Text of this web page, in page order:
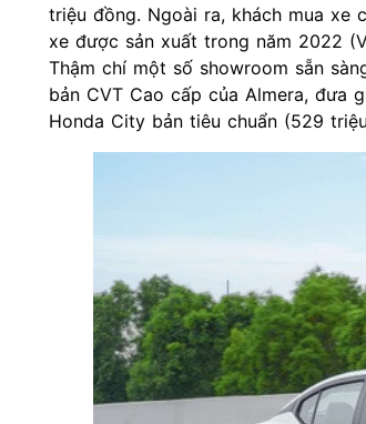
triệu đồng. Ngoài ra, khách mua xe
xe được sản xuất trong năm 2022
Thậm chí một số showroom sẵn
bản CVT Cao cấp của Almera, đưa
Honda City bản tiêu chuẩn (529